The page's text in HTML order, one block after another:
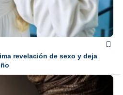
revelación de sexo y deja